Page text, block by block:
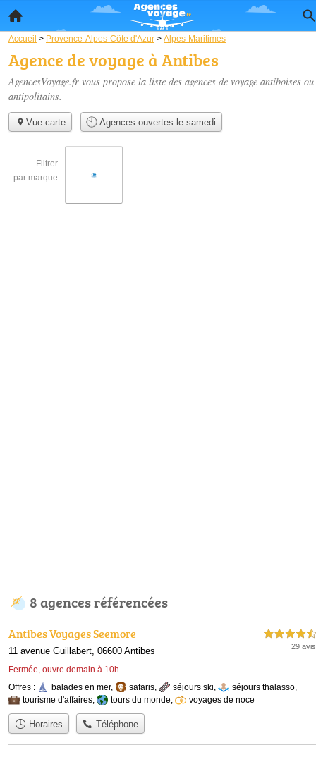
Accueil > Provence-Alpes-Côte d'Azur > Alpes-Maritimes
Agence de voyage à Antibes
AgencesVoyage.fr vous propose la liste des agences de voyage antiboises ou
antipolitains.
Vue carte Agences ouvertes le samedi
Filtrer
par marque
8 agences référencées
Antibes Voyages Seemore
11 avenue Guillabert, 06600 Antibes
Fermée, ouvre demain à 10h
4,5 étoiles sur 5
29 avis
Offres : balades en mer, safaris, séjours ski, séjours thalasso,
tourisme d'affaires, tours du monde, voyages de noce
Horaires Téléphone